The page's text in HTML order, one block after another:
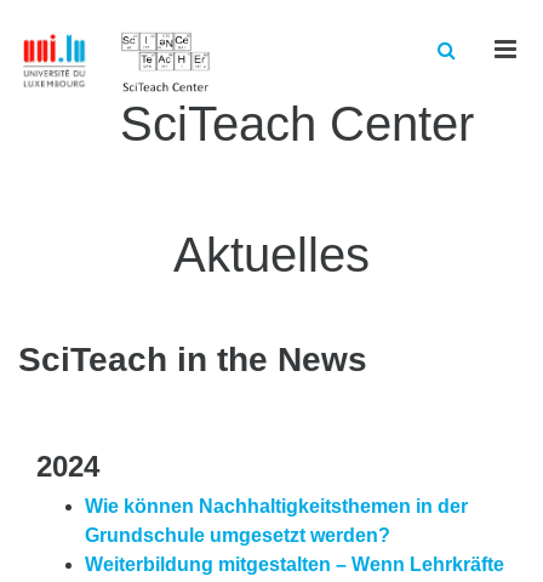
SciTeach Center
Aktuelles
SciTeach in the News
2024
Wie können Nachhaltigkeitsthemen in der
Grundschule umgesetzt werden?
Weiterbildung mitgestalten – Wenn Lehrkräfte